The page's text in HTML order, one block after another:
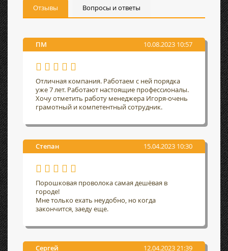
Отзывы Вопросы и ответы
ПМ 10.08.2023 10:57
Отличная компания. Работаем с ней порядка
уже 7 лет. Работают настоящие профессионалы.
Хочу отметить работу менеджера Игоря-очень
грамотный и компетентный сотрудник.
Степан 15.04.2023 10:30
Порошковая проволока самая дешёвая в
городе!
Мне только ехать неудобно, но когда
закончится, заеду еще.
Сергей 12.04.2023 21:39